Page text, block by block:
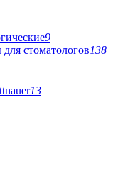
9
стоматологов138
13